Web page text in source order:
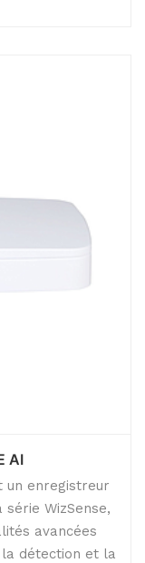
AI
un enregistreur
WizSense,
avancées
détection et la